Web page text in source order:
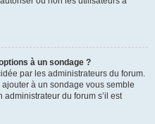
à un sondage ?
par les administrateurs du forum.
à un sondage vous semble
du forum s’il est